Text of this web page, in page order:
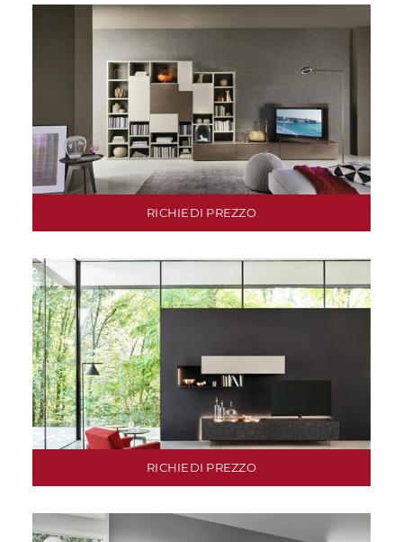
RICHIEDI PREZZO
RICHIEDI PREZZO